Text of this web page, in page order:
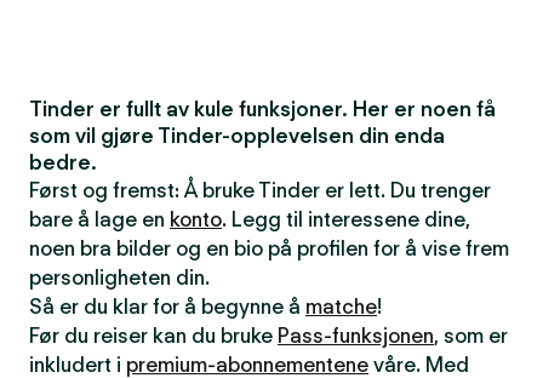
Tinder er fullt av kule funksjoner. Her er noen få
som vil gjøre Tinder-opplevelsen din enda
bedre.
Først og fremst: Å bruke Tinder er lett. Du trenger
bare å lage en konto. Legg til interessene dine,
noen bra bilder og en bio på profilen for å vise frem
personligheten din.
Så er du klar for å begynne å matche!
Før du reiser kan du bruke Pass-funksjonen, som er
inkludert i premium-abonnementene våre. Med